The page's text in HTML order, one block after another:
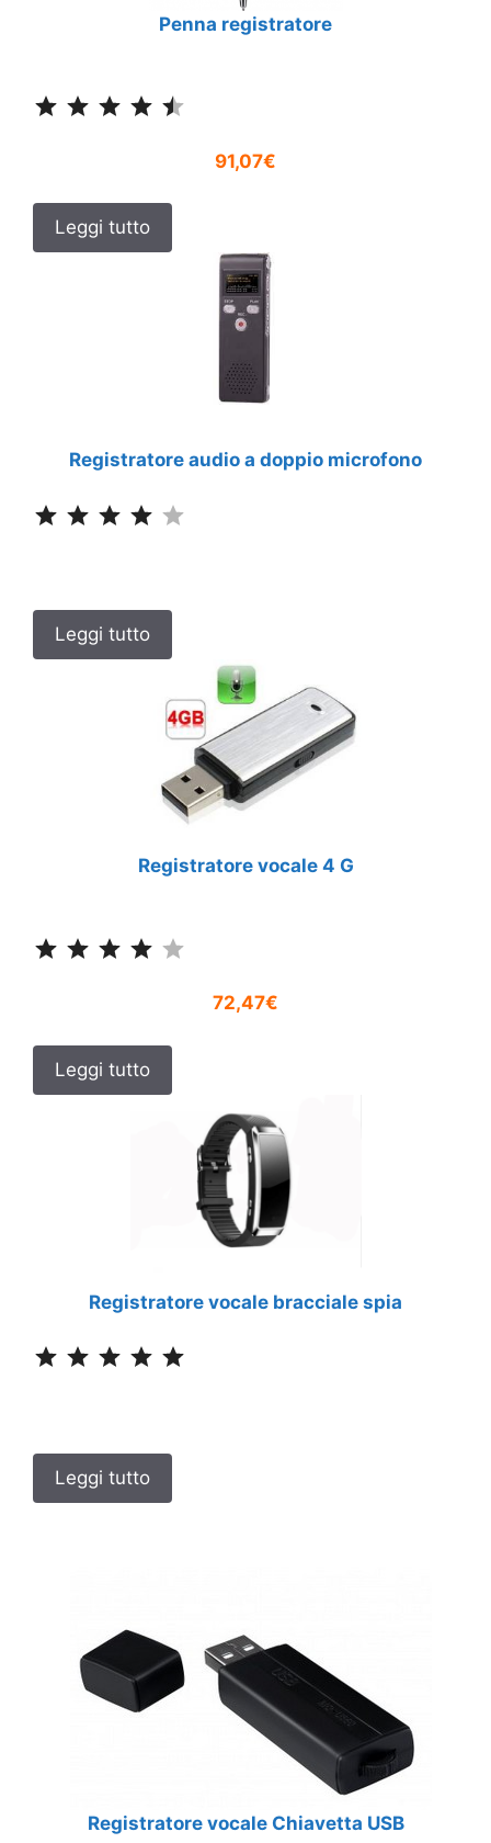
Penna registratore
91,07€
Leggi tutto
Registratore audio a doppio microfono
Leggi tutto
Registratore vocale 4 G
72,47€
Leggi tutto
Registratore vocale bracciale spia
Leggi tutto
Registratore vocale Chiavetta USB